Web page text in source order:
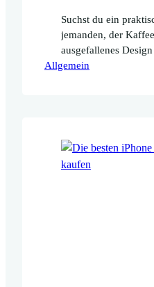
Suchst du ein
jemanden, der
ausgefallenes
möchtest einfach
genau das Richtige
Allgemein